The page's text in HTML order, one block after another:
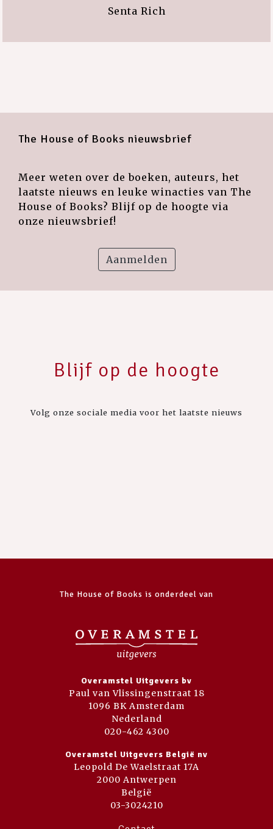
Senta Rich
The House of Books nieuwsbrief
Meer weten over de boeken, auteurs, het
laatste nieuws en leuke winacties van The
House of Books? Blijf op de hoogte via
onze nieuwsbrief!
Aanmelden
Blijf op de hoogte
Volg onze sociale media voor het laatste nieuws
The House of Books is onderdeel van
Overamstel Uitgevers bv
Paul van Vlissingenstraat 18
1096 BK Amsterdam
Nederland
020-462 4300
Overamstel Uitgevers België nv
Leopold De Waelstraat 17A
2000 Antwerpen
België
03-3024210